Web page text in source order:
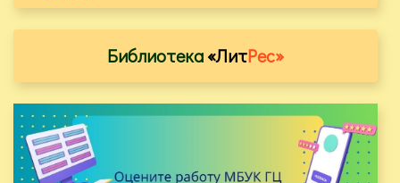
Библиотека«ЛитРес»